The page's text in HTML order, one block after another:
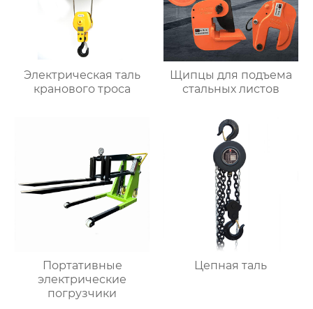
Электрическая таль
кранового троса
Щипцы для подъема
стальных листов
Портативные
электрические
погрузчики
Цепная таль